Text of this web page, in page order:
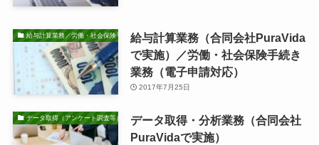
給与計算業務／労働・社会保険手続き業務給与計算業務（合同会社PuraVida
で実施）／労働・社会保険手続き
業務（電子申請対応）
2017年7月25日
データ取得（アンケート調査等）・分析業務データ取得・分析業務（合同会社
PuraVidaで実施）